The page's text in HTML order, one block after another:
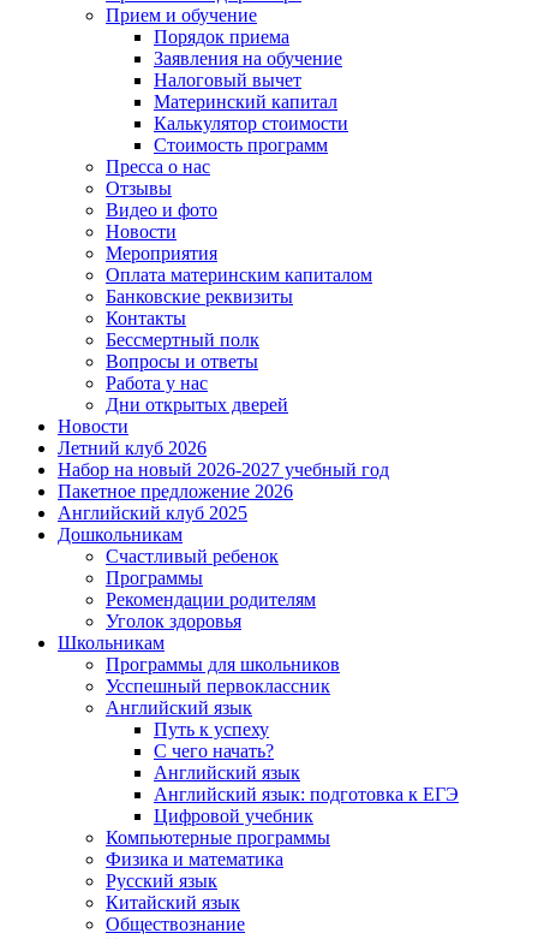
Прием и обучение
Порядок приема
Заявления на обучение
Налоговый вычет
Материнский капитал
Калькулятор стоимости
Стоимость программ
Пресса о нас
Отзывы
Видео и фото
Новости
Мероприятия
Оплата материнским капиталом
Банковские реквизиты
Контакты
Бессмертный полк
Вопросы и ответы
Работа у нас
Дни открытых дверей
Новости
Летний клуб 2026
Набор на новый 2026-2027 учебный год
Пакетное предложение 2026
Английский клуб 2025
Дошкольникам
Счастливый ребенок
Программы
Рекомендации родителям
Уголок здоровья
Школьникам
Программы для школьников
Усспешный первоклассник
Английский язык
Путь к успеху
С чего начать?
Английский язык
Английский язык: подготовка к ЕГЭ
Цифровой учебник
Компьютерные программы
Физика и математика
Русский язык
Китайский язык
Обществознание